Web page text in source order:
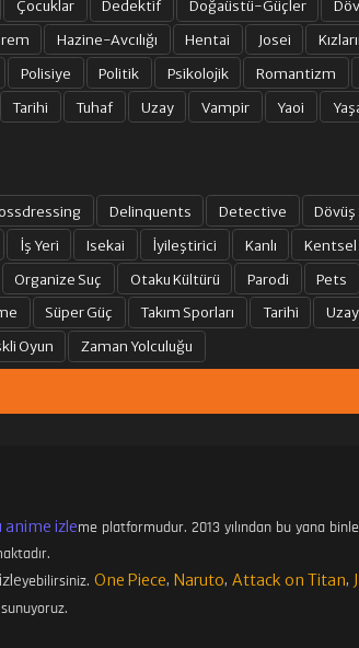
Çocuklar Dedektif Doğaüstü-Güçler
Hazine-Avcılığı Hentai Josei
Polisiye Politik Psikolojik Romantizm
Tarihi Tuhaf Uzay Vampir Yaoi
Delinquents Detective Dövüş
İş Yeri Isekai İyileştirici Kanlı Kentsel
Organize Suç Otaku Kültürü Parodi Pets
Süper Güç Takım Sporları Tarihi Uzay
Oyun Zaman Yolculuğu
anime izleme platformudur. 2013 yılından bu yana
yebilirsiniz. One Piece, Naruto, Attack on Titan,